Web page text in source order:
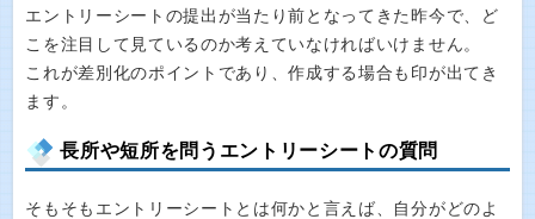
エントリーシートの提出が当たり前となってきた昨今で、ど
こを注目して見ているのか考えていなければいけません。
これが差別化のポイントであり、作成する場合も印が出てき
ます。
長所や短所を問うエントリーシートの質問
そもそもエントリーシートとは何かと言えば、自分がどのよ